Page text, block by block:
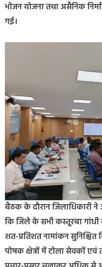
भोजन योजना तथा असैनिक
गई।
बैठक के दौरान जिलाधिकारी ने
कि जिले के सभी कस्तूरबा गांधी
शत-प्रतिशत नामांकन
पोषक क्षेत्रों में टोला सेवकों